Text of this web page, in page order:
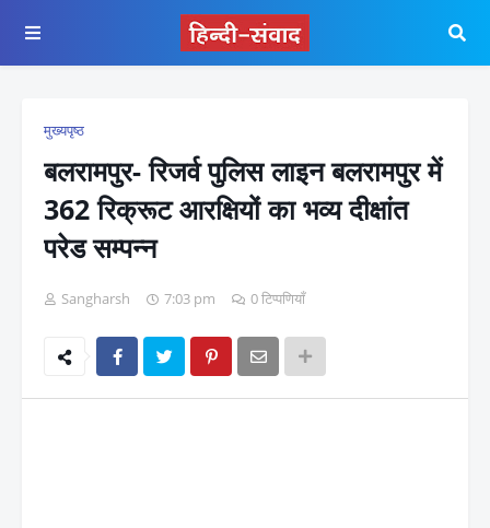
मुख्यपृष्ठ
बलरामपुर- रिजर्व पुलिस लाइन बलरामपुर में
362 रिक्रूट आरक्षियों का भव्य दीक्षांत
परेड सम्पन्न
Sangharsh 7:03 pm 0 टिप्पणियाँ